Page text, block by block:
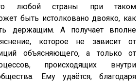
любой страны при таком
быть истолковано двояко, как
держащим. А получает вполне
которое не зависит от
объясняющего, а только от
происходящих внутри
Ему удаётся, благодаря